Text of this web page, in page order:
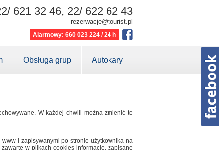
621 32 46, 22/ 622 62 43
rezerwacje@tourist.pl
Alarmowy: 660 023 224 / 24 h
Obsługa grup Autokary
W każdej chwili można zmienić te
i zapisywanymi po stronie użytkownika na
w plikach cookies informacje, zapisane